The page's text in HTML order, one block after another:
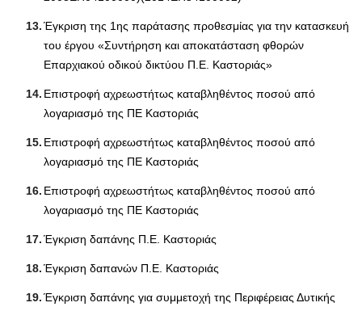
Έγκριση της 1ης παράτασης προθεσμίας για την κατασκευή
του έργου «Συντήρηση και αποκατάσταση φθορών
Επαρχιακού οδικού δικτύου Π.Ε. Καστοριάς»
Επιστροφή αχρεωστήτως καταβληθέντος ποσού από
λογαριασμό της ΠΕ Καστοριάς
Επιστροφή αχρεωστήτως καταβληθέντος ποσού από
λογαριασμό της ΠΕ Καστοριάς
Επιστροφή αχρεωστήτως καταβληθέντος ποσού από
λογαριασμό της ΠΕ Καστοριάς
Έγκριση δαπάνης Π.Ε. Καστοριάς
Έγκριση δαπανών Π.Ε. Καστοριάς
Έγκριση δαπάνης για συμμετοχή της Περιφέρειας Δυτικής